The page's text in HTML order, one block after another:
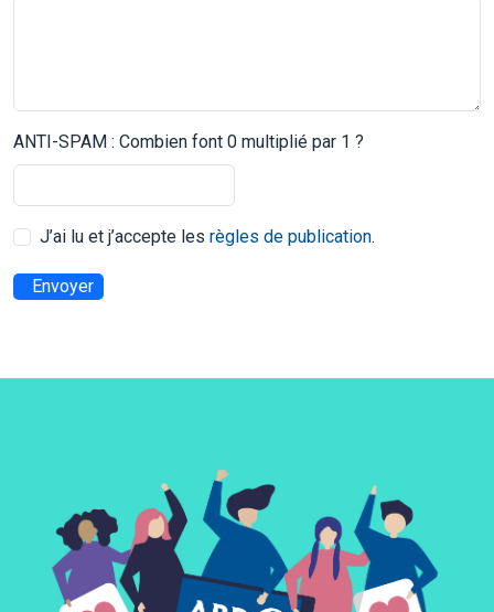
ANTI-SPAM : Combien font 0 multiplié par 1 ?
J’ai lu et j’accepte les règles de publication.
Envoyer